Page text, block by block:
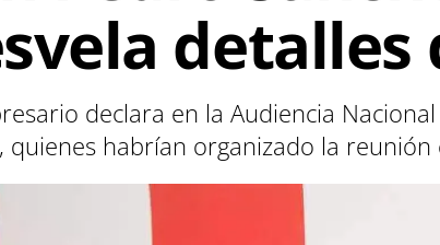
declara en la Audiencia
quienes habrían organizado la